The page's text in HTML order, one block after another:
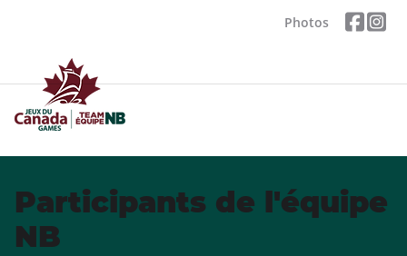
Photos
Participants de l'équipe
NB